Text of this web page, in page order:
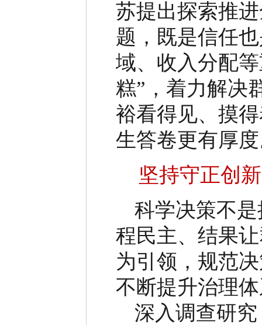
苏提出探索推
题，既是信任
域、收入分配
糕” ，着力解决
裕看得见、摸
生答卷更有厚
坚持守正创
科学决策不
程民主、结果
为引领，规范
不断提升治理
深入调查研